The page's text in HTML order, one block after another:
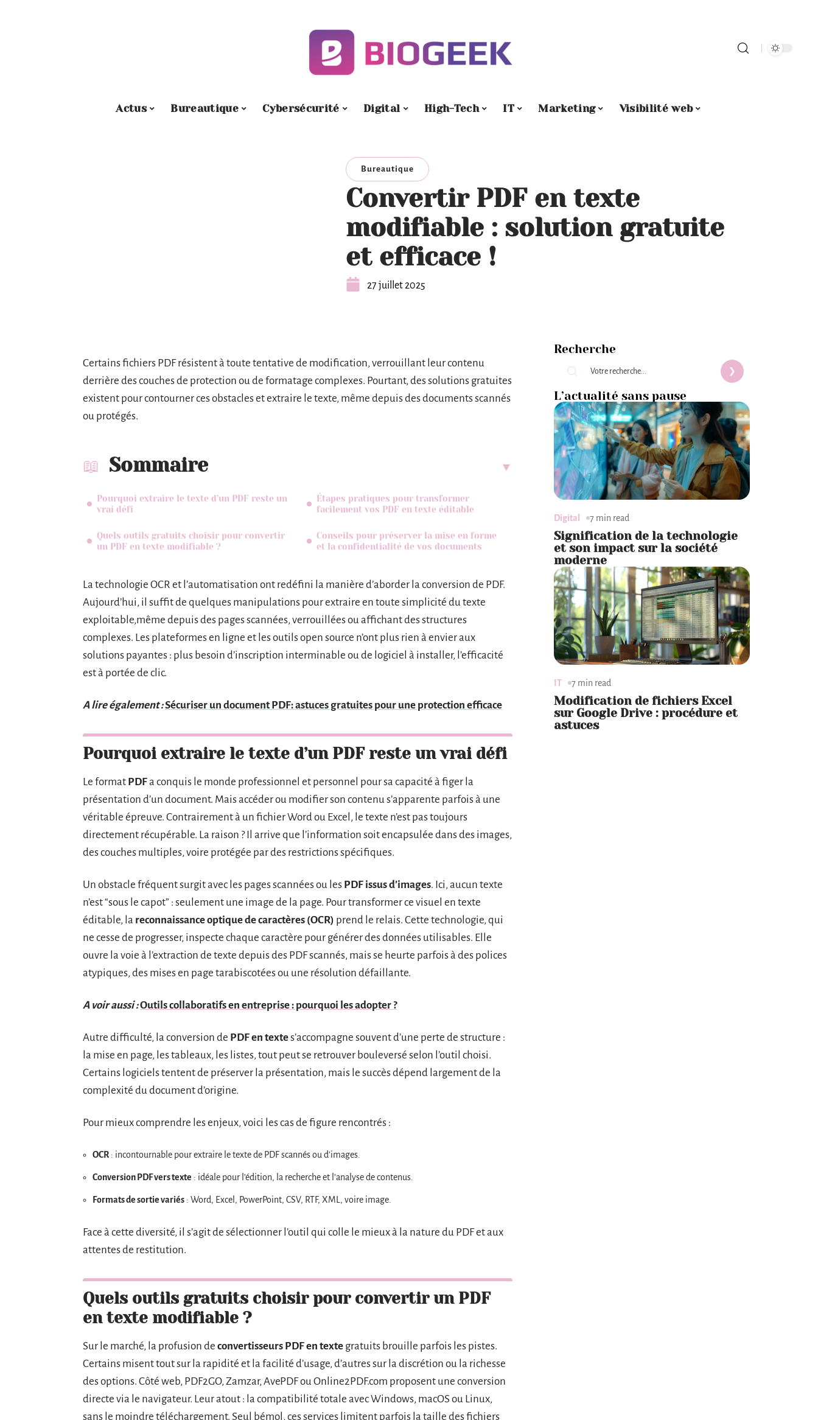
Actus Bureautique Cybersécurité Digital High-Tech IT Marketing Visibilité web
Bureautique
Convertir PDF en texte
modifiable : solution gratuite
et efficace !
27 juillet 2025
Certains fichiers PDF résistent à toute tentative de modification, verrouillant leur contenu
derrière des couches de protection ou de formatage complexes. Pourtant, des solutions gratuites
existent pour contourner ces obstacles et extraire le texte, même depuis des documents scannés
ou protégés.
Sommaire
Pourquoi extraire le texte d’un PDF reste un
vrai défi
Quels outils gratuits choisir pour convertir
un PDF en texte modifiable ?
Étapes pratiques pour transformer
facilement vos PDF en texte éditable
Conseils pour préserver la mise en forme
et la confidentialité de vos documents
La technologie OCR et l’automatisation ont redéfini la manière d’aborder la conversion de PDF.
Aujourd’hui, il suffit de quelques manipulations pour extraire en toute simplicité du texte
exploitable,même depuis des pages scannées, verrouillées ou affichant des structures
complexes. Les plateformes en ligne et les outils open source n’ont plus rien à envier aux
solutions payantes : plus besoin d’inscription interminable ou de logiciel à installer, l’efficacité
est à portée de clic.
A lire également :Sécuriser un document PDF: astuces gratuites pour une protection efficace
Pourquoi extraire le texte d’un PDF reste un vrai défi
Le format PDFa conquis le monde professionnel et personnel pour sa capacité à figer la
présentation d’un document. Mais accéder ou modifier son contenu s’apparente parfois à une
véritable épreuve. Contrairement à un fichier Word ou Excel, le texte n’est pas toujours
directement récupérable. La raison ? Il arrive que l’information soit encapsulée dans des images,
des couches multiples, voire protégée par des restrictions spécifiques.
Un obstacle fréquent surgit avec les pages scannées ou les PDF issus d’images. Ici, aucun texte
n’est “sous le capot” : seulement une image de la page. Pour transformer ce visuel en texte
éditable, la reconnaissance optique de caractères (OCR) prend le relais. Cette technologie, qui
ne cesse de progresser, inspecte chaque caractère pour générer des données utilisables. Elle
ouvre la voie à l’extraction de texte depuis des PDF scannés, mais se heurte parfois à des polices
atypiques, des mises en page tarabiscotées ou une résolution défaillante.
A voir aussi :Outils collaboratifs en entreprise : pourquoi les adopter ?
Autre difficulté, la conversion de PDF en textes’accompagne souvent d’une perte de structure :
la mise en page, les tableaux, les listes, tout peut se retrouver bouleversé selon l’outil choisi.
Certains logiciels tentent de préserver la présentation, mais le succès dépend largement de la
complexité du document d’origine.
Pour mieux comprendre les enjeux, voici les cas de figure rencontrés :
OCR : incontournable pour extraire le texte de PDF scannés ou d’images.
Conversion PDF vers texte : idéale pour l’édition, la recherche et l’analyse de contenus.
Formats de sortie variés : Word, Excel, PowerPoint, CSV, RTF, XML, voire image.
Face à cette diversité, il s’agit de sélectionner l’outil qui colle le mieux à la nature du PDF et aux
attentes de restitution.
Quels outils gratuits choisir pour convertir un PDF
en texte modifiable ?
Sur le marché, la profusion de convertisseurs PDF en texte gratuits brouille parfois les pistes.
Certains misent tout sur la rapidité et la facilité d’usage, d’autres sur la discrétion ou la richesse
des options. Côté web, PDF2GO, Zamzar, AvePDF ou Online2PDF.com proposent une conversion
directe via le navigateur. Leur atout : la compatibilité totale avec Windows, macOS ou Linux,
sans le moindre téléchargement. Seul bémol, ces services limitent parfois la taille des fichiers
Recherche
L’actualité sans pause
Digital 7 min read
Signification de la technologie
et son impact sur la société
moderne
IT 7 min read
Modification de fichiers Excel
sur Google Drive : procédure et
astuces